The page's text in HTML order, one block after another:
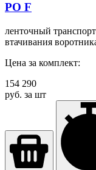
PO F
ленточный
втачивания
Цена за комплект:
154 290
руб. за шт